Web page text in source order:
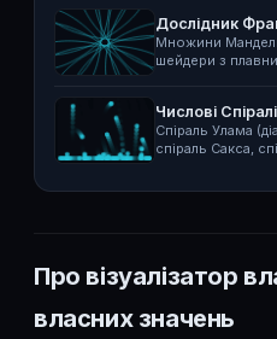
Дослідник
Множини
шейдери з
Числові Спіралі
Спіраль Улама
спіраль Сакса,
Про візуалізатор
власних значень